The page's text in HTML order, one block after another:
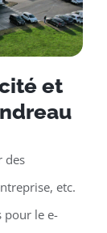
et
des
etc.
pour le e-